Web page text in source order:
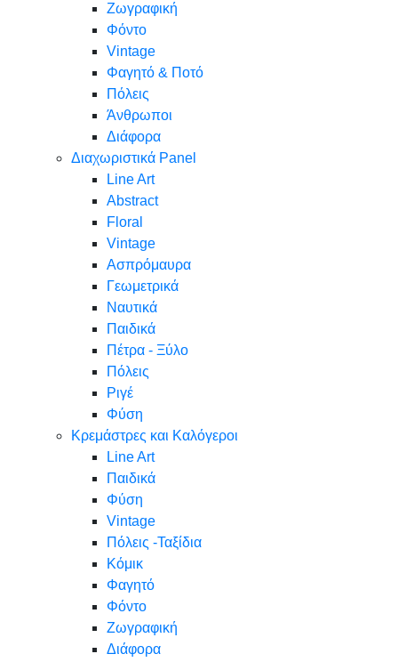
Ζωγραφική
Φόντο
Vintage
Φαγητό & Ποτό
Πόλεις
Άνθρωποι
Διάφορα
Διαχωριστικά Panel
Line Art
Abstract
Floral
Vintage
Ασπρόμαυρα
Γεωμετρικά
Ναυτικά
Παιδικά
Πέτρα - Ξύλο
Πόλεις
Ριγέ
Φύση
Κρεμάστρες και Καλόγεροι
Line Art
Παιδικά
Φύση
Vintage
Πόλεις -Ταξίδια
Κόμικ
Φαγητό
Φόντο
Ζωγραφική
Διάφορα